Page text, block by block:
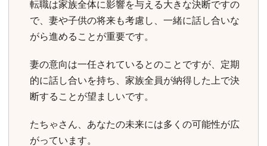
転職は家族全体に影響を与える大きな決断ですの
で、妻や子供の将来も考慮し、一緒に話し合いな
がら進めることが重要です。
妻の意向は一任されているとのことですが、定期
的に話し合いを持ち、家族全員が納得した上で決
断することが望ましいです。
たちゃさん、あなたの未来には多くの可能性が広
がっています。